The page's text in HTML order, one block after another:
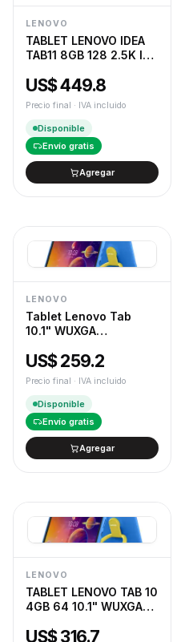
LENOVO
TABLET LENOVO IDEA
TAB11 8GB 128 2.5K IPS
US$ 449.8
Precio final · IVA incluido
Disponible
Envío gratis
Agregar
LENOVO
Tablet Lenovo Tab
10.1" WUXGA
BUMPER CASE + Lápiz
US$ 259.2
Precio final · IVA incluido
Disponible
Envío gratis
Agregar
LENOVO
TABLET LENOVO TAB 10
4GB 64 10.1" WUXGA
US$ 316.7